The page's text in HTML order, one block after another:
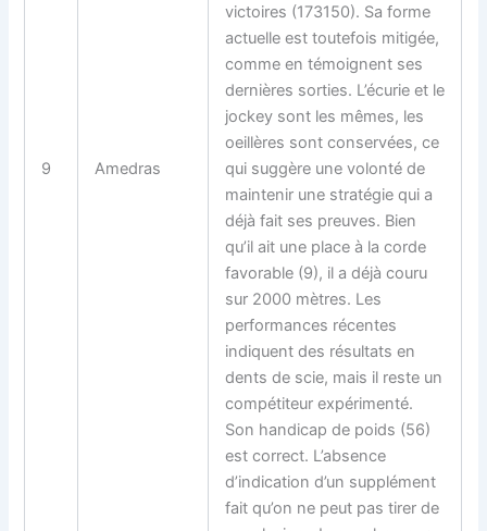
9 Amedras
victoires (173150). Sa forme
actuelle est toutefois mitigée,
comme en témoignent ses
dernières sorties. L’écurie et le
jockey sont les mêmes, les
oeillères sont conservées, ce
qui suggère une volonté de
maintenir une stratégie qui a
déjà fait ses preuves. Bien
qu’il ait une place à la corde
favorable (9), il a déjà couru
sur 2000 mètres. Les
performances récentes
indiquent des résultats en
dents de scie, mais il reste un
compétiteur expérimenté.
Son handicap de poids (56)
est correct. L’absence
d’indication d’un supplément
fait qu’on ne peut pas tirer de